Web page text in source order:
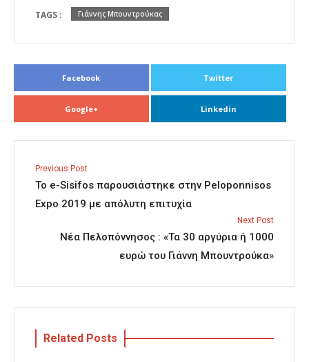
TAGS : Γιάννης Μπουντρούκας
Facebook Twitter
Google+ Linkedin
Previous Post
To e-Sisifos παρουσιάστηκε στην Peloponnisos
Expo 2019 με απόλυτη επιτυχία
Next Post
Νέα Πελοπόννησος : «Τα 30 αργύρια ή 1000
ευρώ του Γιάννη Μπουντρούκα»
Related Posts